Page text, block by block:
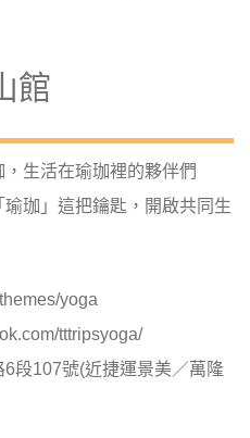
館
生活在瑜珈裡的夥伴們
珈」這把鑰匙，開啟共同生
yoga
tttripsyoga/
段107號(近捷運景美／萬隆